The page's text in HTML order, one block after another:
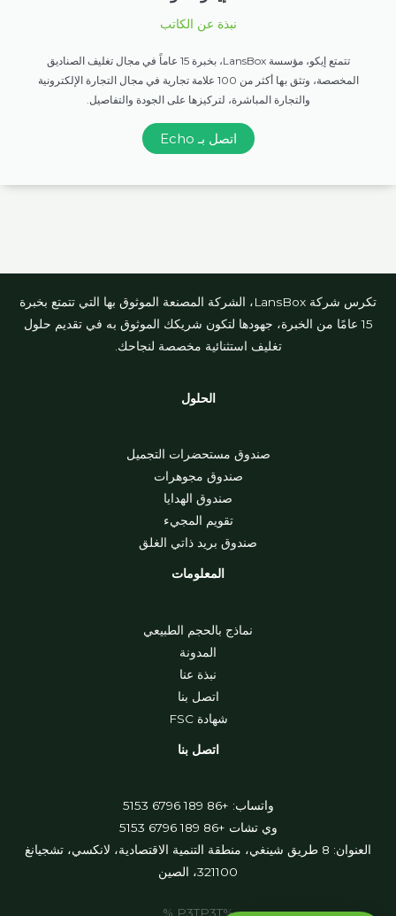
نبذة عن الكاتب
تتمتع إيكو، مؤسسة LansBox، بخبرة 15 عاماً في مجال تغليف الصناديق
المخصصة، وتثق بها أكثر من 100 علامة تجارية في مجال التجارة الإلكترونية
والتجارة المباشرة، لتركيزها على الجودة والتفاصيل.
اتصل بـ Echo
تكرس شركة LansBox، الشركة المصنعة الموثوق بها التي تتمتع بخبرة
15 عامًا من الخبرة، جهودها لتكون شريكك الموثوق به في تقديم حلول
تغليف استثنائية مخصصة لنجاحك.
الحلول
صندوق مستحضرات التجميل
صندوق مجوهرات
صندوق الهدايا
تقويم المجيء
صندوق بريد ذاتي الغلق
المعلومات
نماذج بالحجم الطبيعي
المدونة
نبذة عنا
اتصل بنا
شهادة FSC
اتصل بنا
واتساب: +86 189 6796 5153
وي تشات +86 189 6796 5153
العنوان: 8 طريق شينغي، منطقة التنمية الاقتصادية، لانكسي، تشجيانغ
321100، الصين
%P3TP3T %